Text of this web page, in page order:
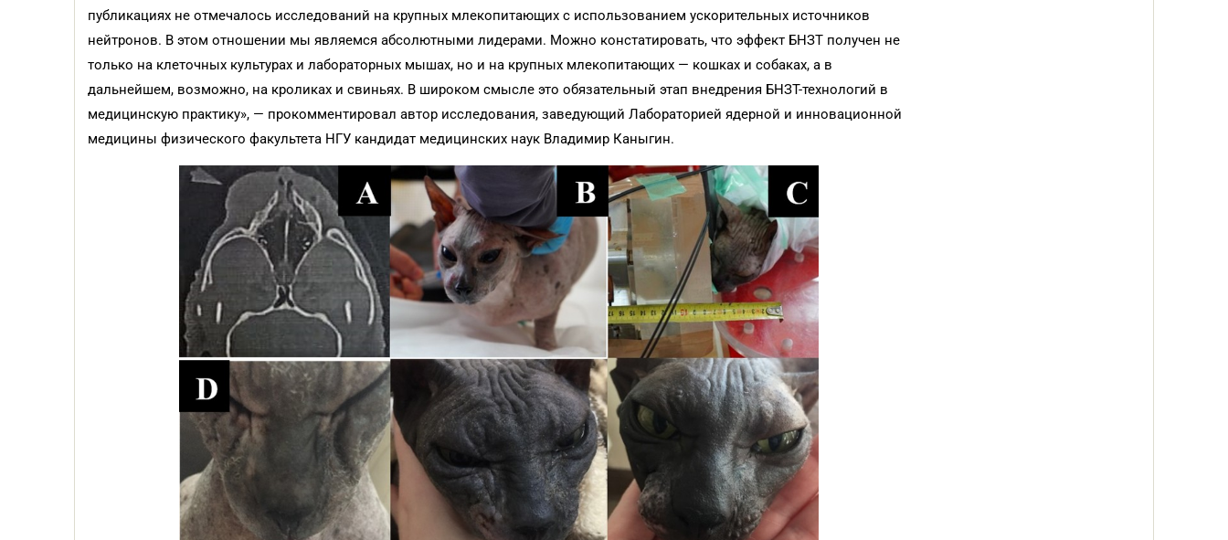
публикациях не отмечалось исследований на крупных млекопитающих с использованием ускорительных источников
нейтронов. В этом отношении мы являемся абсолютными лидерами. Можно констатировать, что эффект БНЗТ получен не
только на клеточных культурах и лабораторных мышах, но и на крупных млекопитающих — кошках и собаках, а в
дальнейшем, возможно, на кроликах и свиньях. В широком смысле это обязательный этап внедрения БНЗТ-технологий в
медицинскую практику», — прокомментировал автор исследования, заведующий Лабораторией ядерной и инновационной
медицины физического факультета НГУ кандидат медицинских наук Владимир Каныгин.